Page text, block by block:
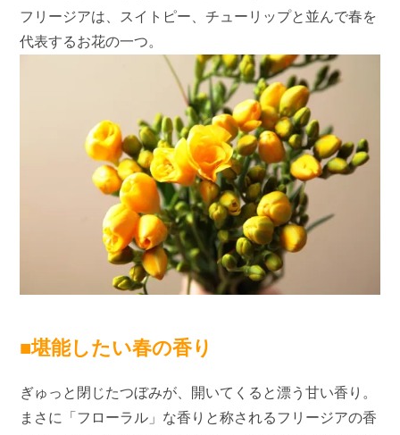
フリージアは、スイトピー、チューリップと並んで春を
代表するお花の一つ。
■堪能したい春の香り
ぎゅっと閉じたつぼみが、開いてくると漂う甘い香り。
まさに「フローラル」な香りと称されるフリージアの香